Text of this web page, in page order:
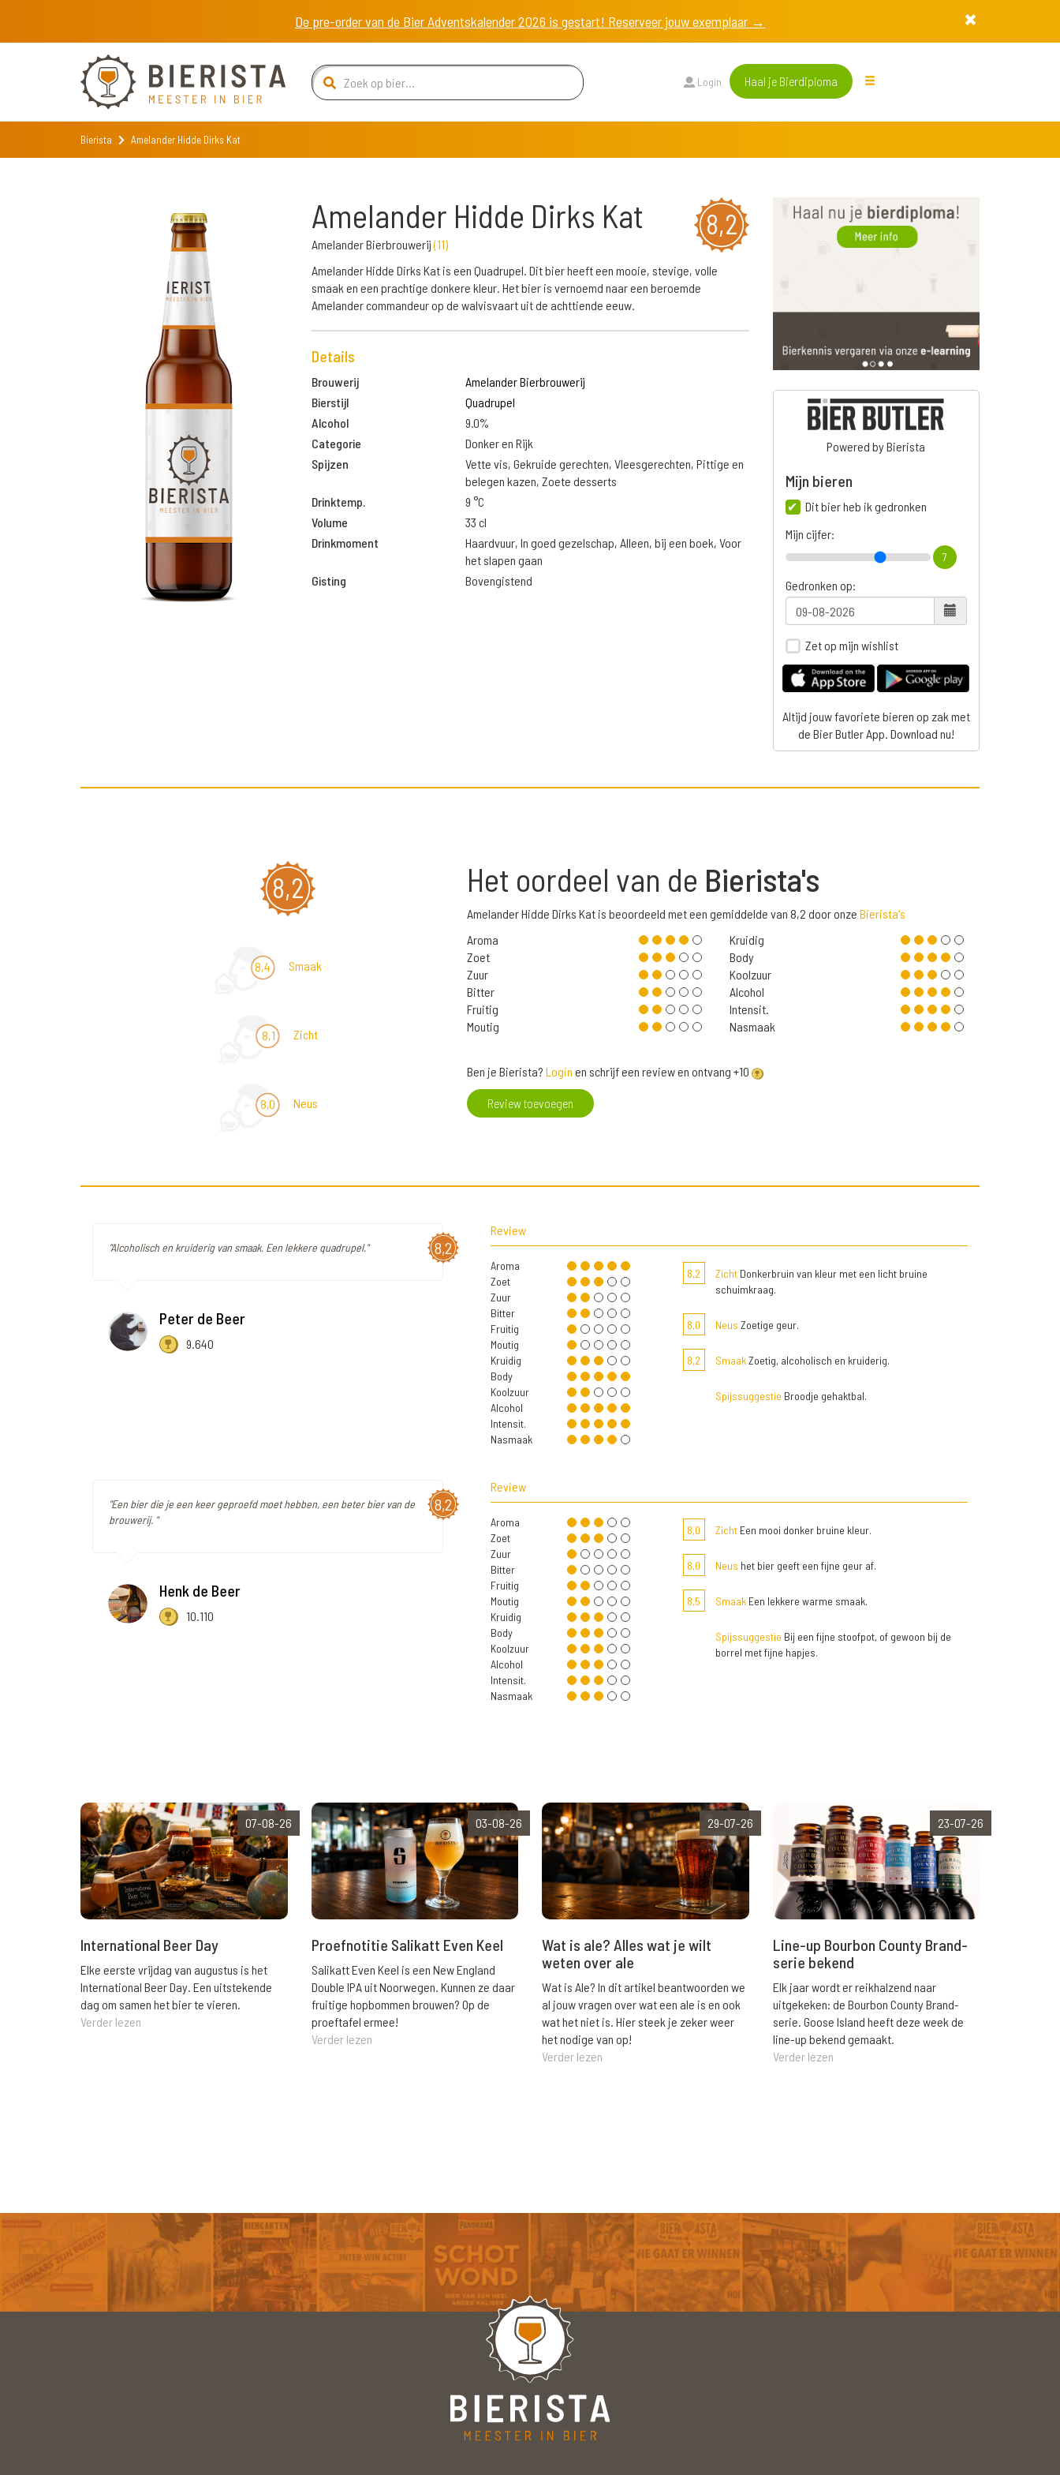
De pre-order van de Bier Adventskalender 2026 is gestart! Reserveer jouw exemplaar →
Login Haal je Bierdiploma
Bierista Amelander Hidde Dirks Kat
8,2
Amelander Hidde Dirks Kat
Amelander Bierbrouwerij(11)
Amelander Hidde Dirks Kat is een Quadrupel. Dit bier heeft een mooie, stevige, volle
smaak en een prachtige donkere kleur. Het bier is vernoemd naar een beroemde
Amelander commandeur op de walvisvaart uit de achttiende eeuw.
Details
Brouwerij
Amelander Bierbrouwerij
Bierstijl
Quadrupel
Alcohol
9.0%
Categorie
Donker en Rijk
Spijzen
Vette vis, Gekruide gerechten, Vleesgerechten, Pittige en
belegen kazen, Zoete desserts
Drinktemp.
9 °C
Volume
33 cl
Drinkmoment
Haardvuur, In goed gezelschap, Alleen, bij een boek, Voor
het slapen gaan
Gisting
Bovengistend
Powered by Bierista
Mijn bieren
Dit bier heb ik gedronken
Mijn cijfer:
7
Gedronken op:
Zet op mijn wishlist
Altijd jouw favoriete bieren op zak met
de Bier Butler App. Download nu!
8,2
8,4 Smaak
8,1 Zicht
8,0 Neus
Het oordeel van de Bierista's
Amelander Hidde Dirks Kat is beoordeeld met een gemiddelde van 8,2 door onze Bierista's
Aroma
Zoet
Zuur
Bitter
Fruitig
Moutig
Kruidig
Body
Koolzuur
Alcohol
Intensit.
Nasmaak
Ben je Bierista? Login en schrijf een review en ontvang +10
Review toevoegen
8,2
"Alcoholisch en kruiderig van smaak. Een lekkere quadrupel."
Peter de Beer
9.640
Review
Aroma
Zoet
Zuur
Bitter
Fruitig
Moutig
Kruidig
Body
Koolzuur
Alcohol
Intensit.
Nasmaak
8,2 ZichtDonkerbruin van kleur met een licht bruine
schuimkraag.
8,0 Neus Zoetige geur.
8,2 SmaakZoetig, alcoholisch en kruiderig.
Spijssuggestie Broodje gehaktbal.
8,2
"Een bier die je een keer geproefd moet hebben, een beter bier van de
brouwerij. "
Henk de Beer
10.110
Review
Aroma
Zoet
Zuur
Bitter
Fruitig
Moutig
Kruidig
Body
Koolzuur
Alcohol
Intensit.
Nasmaak
8,0 ZichtEen mooi donker bruine kleur.
8,0 Neus het bier geeft een fijne geur af.
8,5 SmaakEen lekkere warme smaak.
Spijssuggestie Bij een fijne stoofpot, of gewoon bij de
borrel met fijne hapjes.
07-08-26
International Beer Day
Elke eerste vrijdag van augustus is het
International Beer Day. Een uitstekende
dag om samen het bier te vieren.
Verder lezen
03-08-26
Proefnotitie Salikatt Even Keel
Salikatt Even Keel is een New England
Double IPA uit Noorwegen. Kunnen ze daar
fruitige hopbommen brouwen? Op de
proeftafel ermee!
Verder lezen
29-07-26
Wat is ale? Alles wat je wilt
weten over ale
Wat is Ale? In dit artikel beantwoorden we
al jouw vragen over wat een ale is en ook
wat het niet is. Hier steek je zeker weer
het nodige van op!
Verder lezen
23-07-26
Line-up Bourbon County Brand-
serie bekend
Elk jaar wordt er reikhalzend naar
uitgekeken: de Bourbon County Brand-
serie. Goose Island heeft deze week de
line-up bekend gemaakt.
Verder lezen